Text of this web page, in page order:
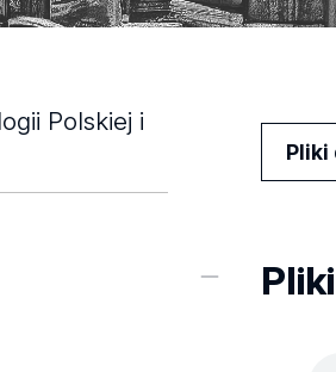
Polskiej i
Pliki